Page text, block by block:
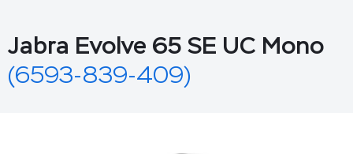
Jabra Evolve 65 SE UC Mono
(6593-839-409)